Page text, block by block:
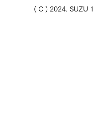
( C ) 2024. SUZU